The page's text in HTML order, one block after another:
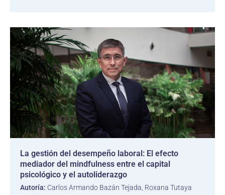
La gestión del desempeño laboral: El efecto
mediador del mindfulness entre el capital
psicológico y el autoliderazgo
Autoría: Carlos Armando Bazán Tejada, Roxana Tutaya